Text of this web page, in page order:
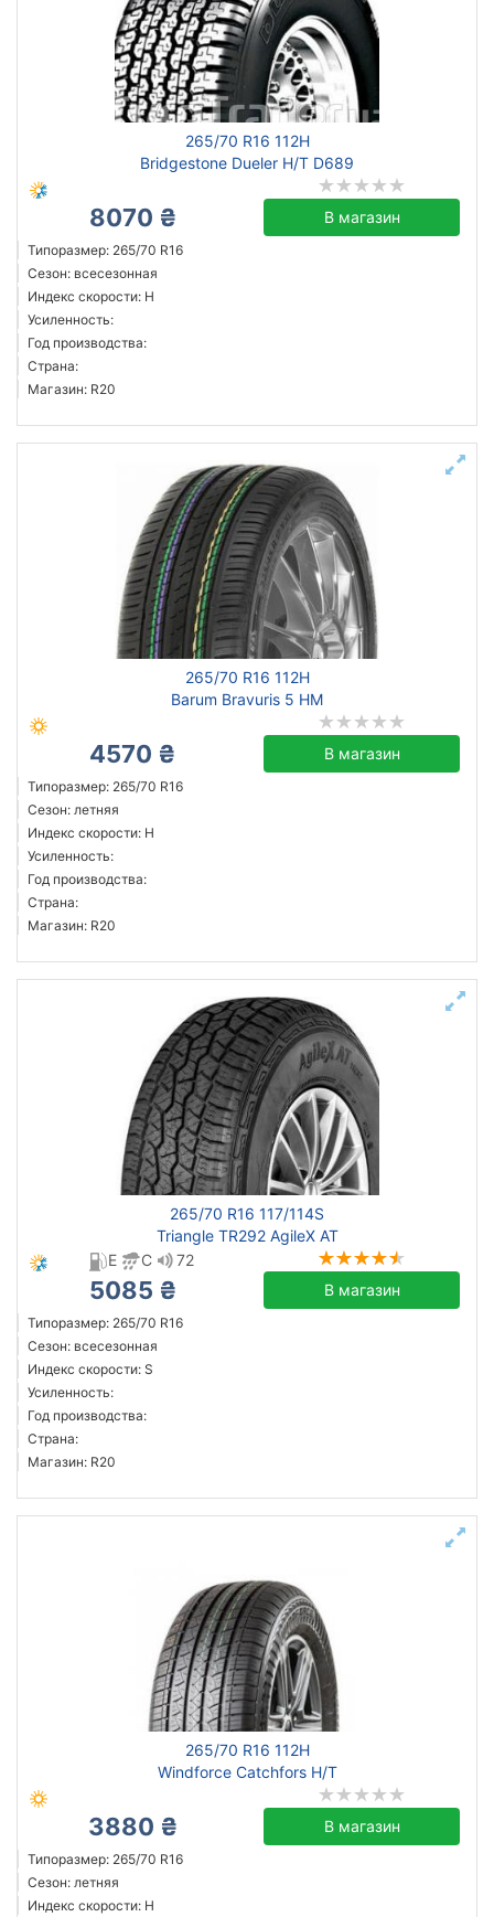
265/70 R16 112H
Bridgestone Dueler H/T D689
8070 ₴ В магазин
Типоразмер: 265/70 R16
Сезон: всесезонная
Индекс скорости: H
Усиленность:
Год производства:
Страна:
Магазин: R20
265/70 R16 112H
Barum Bravuris 5 HM
4570 ₴ В магазин
Типоразмер: 265/70 R16
Сезон: летняя
Индекс скорости: H
Усиленность:
Год производства:
Страна:
Магазин: R20
265/70 R16 117/114S
Triangle TR292 AgileX AT
E
C 72
5085 ₴ В магазин
Типоразмер: 265/70 R16
Сезон: всесезонная
Индекс скорости: S
Усиленность:
Год производства:
Страна:
Магазин: R20
265/70 R16 112H
Windforce Catchfors H/T
3880 ₴ В магазин
Типоразмер: 265/70 R16
Сезон: летняя
Индекс скорости: H